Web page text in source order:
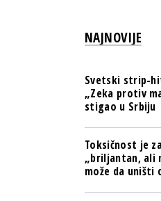
NAJNOVIJE
Svetski strip-
„Zeka protiv
stigao u Srbiju
Toksičnost je
„briljantan, ali
može da uništi